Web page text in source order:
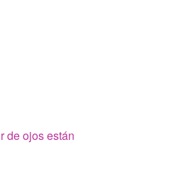
de ojos están